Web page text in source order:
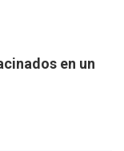
en un